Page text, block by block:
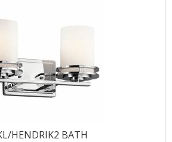
HENDRIK2 BATH